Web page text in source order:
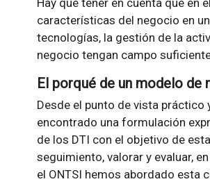
Hay que tener en cuenta que en
características del negocio en
tecnologías, la gestión de la
negocio tengan campo
El porqué de un modelo de
Desde el punto de vista
encontrado una formulación
de los DTI con el objetivo de
seguimiento, valorar y evaluar,
el ONTSI hemos abordado esta